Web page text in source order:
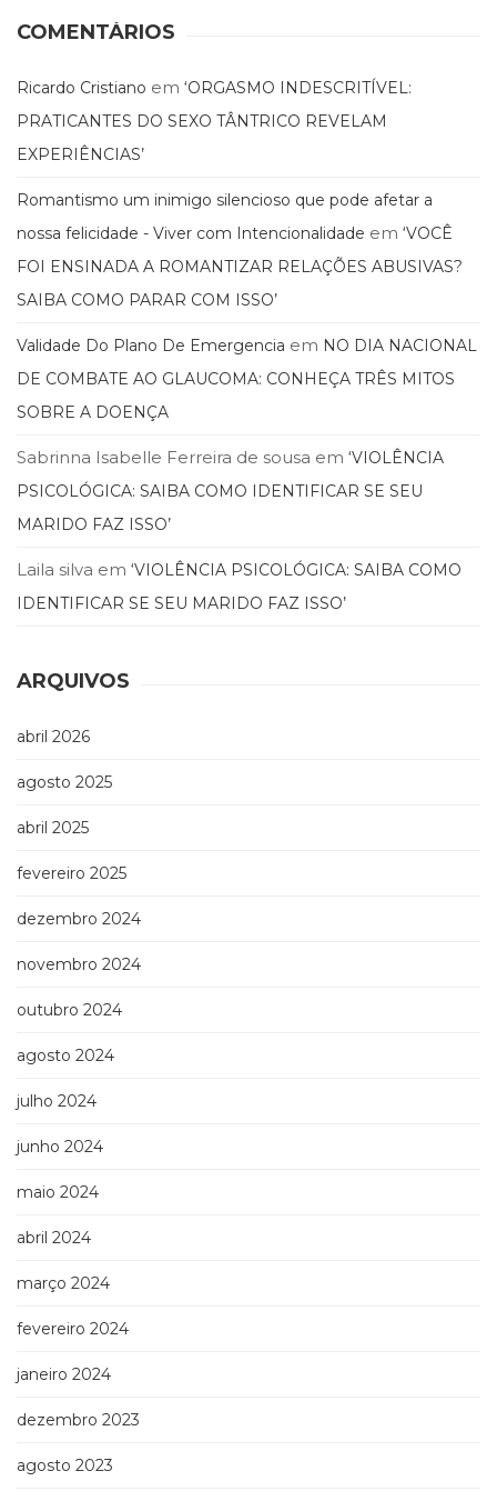
Ficção,
(69)
Obras
referência
PNL
(Programação
Neurolingüística)
Psicodrama
Psicologia,
Psicoterapia
(799)
Propaganda
Marketing
(33)
(23)
Rádio
Públicas
e
Empresarial
(31)
Espiritualidade,
(63)
(132)
categoria
Televisão
Temas
(30)
Terapia
(21)
e
(65)
(1)
Prática
COMENTÁRIOS
Ricardo Cristiano em ‘ORGASMO INDESCRITÍVEL:
PRATICANTES DO SEXO TÂNTRICO REVELAM
EXPERIÊNCIAS’
Romantismo um inimigo silencioso que pode afetar a
nossa felicidade - Viver com Intencionalidade em ‘VOCÊ
FOI ENSINADA A ROMANTIZAR RELAÇÕES ABUSIVAS?
SAIBA COMO PARAR COM ISSO’
Validade Do Plano De Emergencia em NO DIA NACIONAL
DE COMBATE AO GLAUCOMA: CONHEÇA TRÊS MITOS
SOBRE A DOENÇA
Sabrinna Isabelle Ferreira de sousa em ‘VIOLÊNCIA
PSICOLÓGICA: SAIBA COMO IDENTIFICAR SE SEU
MARIDO FAZ ISSO’
Laila silva em ‘VIOLÊNCIA PSICOLÓGICA: SAIBA COMO
IDENTIFICAR SE SEU MARIDO FAZ ISSO’
ARQUIVOS
abril 2026
agosto 2025
abril 2025
fevereiro 2025
dezembro 2024
novembro 2024
outubro 2024
agosto 2024
julho 2024
junho 2024
maio 2024
abril 2024
março 2024
fevereiro 2024
janeiro 2024
dezembro 2023
agosto 2023